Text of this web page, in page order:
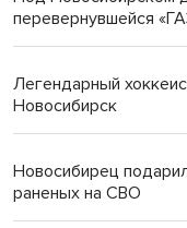
перевернувшейся
Легендарный
Новосибирск
Новосибирец
раненых на СВО